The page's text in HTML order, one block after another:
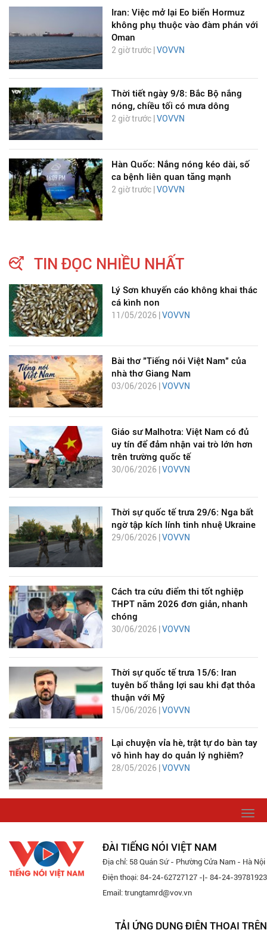
Iran: Việc mở lại Eo biển Hormuz
không phụ thuộc vào đàm phán với
Oman
2 giờ trước | VOVVN
Thời tiết ngày 9/8: Bắc Bộ nắng
nóng, chiều tối có mưa dông
2 giờ trước | VOVVN
Hàn Quốc: Nắng nóng kéo dài, số
ca bệnh liên quan tăng mạnh
2 giờ trước | VOVVN
TIN ĐỌC NHIỀU NHẤT
Lý Sơn khuyến cáo không khai thác
cá kình non
11/05/2026 | VOVVN
Bài thơ "Tiếng nói Việt Nam" của
nhà thơ Giang Nam
03/06/2026 | VOVVN
Giáo sư Malhotra: Việt Nam có đủ
uy tín để đảm nhận vai trò lớn hơn
trên trường quốc tế
30/06/2026 |VOVVN
Thời sự quốc tế trưa 29/6: Nga bất
ngờ tập kích lính tinh nhuệ Ukraine
29/06/2026 | VOVVN
Cách tra cứu điểm thi tốt nghiệp
THPT năm 2026 đơn giản, nhanh
chóng
30/06/2026 | VOVVN
Thời sự quốc tế trưa 15/6: Iran
tuyên bố thắng lợi sau khi đạt thỏa
thuận với Mỹ
15/06/2026 | VOVVN
Lại chuyện vỉa hè, trật tự do bàn tay
vô hình hay do quản lý nghiêm?
28/05/2026 | VOVVN
ĐÀI TIẾNG NÓI VIỆT NAM
Địa chỉ: 58 Quán Sứ - Phường Cửa Nam - Hà Nội
Điện thoại: 84-24-62727127 -|- 84-24-39781923
Email: trungtamrd@vov.vn
TẢI ỨNG DỤNG ĐIỆN THOẠI TRÊN